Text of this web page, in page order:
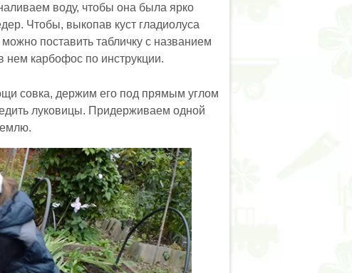
воду, чтобы она была ярко
Чтобы, выкопав куст гладиолуса
поставить табличку с названием
нем карбофос по инструкции.
совка, держим его под прямым углом
луковицы. Придерживаем одной